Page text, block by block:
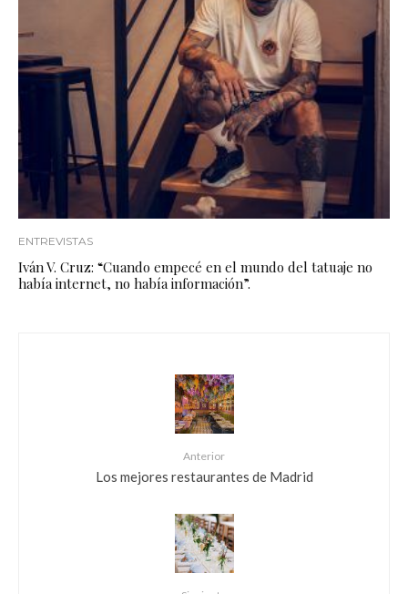
ENTREVISTAS
Iván V. Cruz: “Cuando empecé en el mundo del tatuaje no
había internet, no había información”.
Anterior
Los mejores restaurantes de Madrid